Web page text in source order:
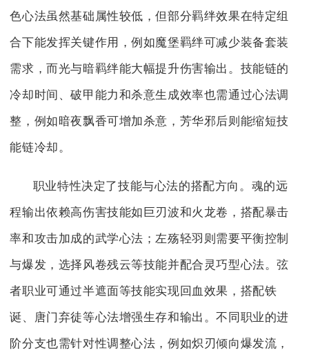
色心法虽然基础属性较低，但部分羁绊效果在特定组
合下能发挥关键作用，例如魔堡羁绊可减少装备套装
需求，而光与暗羁绊能大幅提升伤害输出。技能链的
冷却时间、破甲能力和杀意生成效率也需通过心法调
整，例如暗夜飘香可增加杀意，芳华邪后则能缩短技
能链冷却。
职业特性决定了技能与心法的搭配方向。魂的远
程输出依赖高伤害技能如巨刃波和火龙卷，搭配暴击
率和攻击加成的武学心法；左殇轻羽则需要平衡控制
与爆发，选择风卷残云等技能并配合灵巧型心法。弦
者职业可通过半遮面等技能实现回血效果，搭配铁
诞、唐门弃徒等心法增强生存和输出。不同职业的进
阶分支也需针对性调整心法，例如炽刃倾向爆发流，